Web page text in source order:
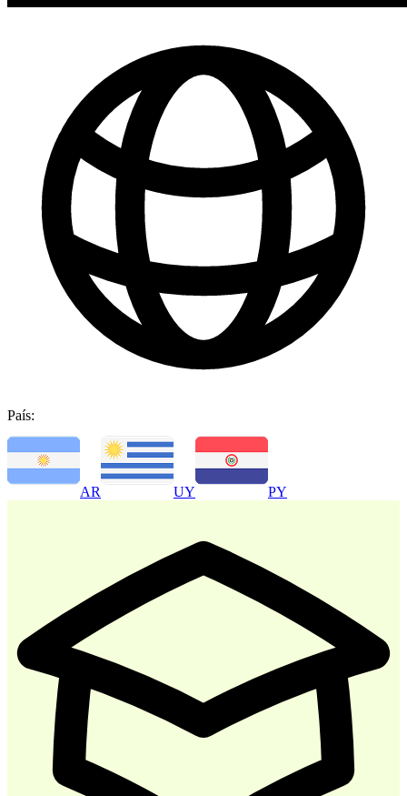
Marketing de Contenido para Redes Sociales
$ 44.800 $ 64.000
Comprar
País:
AR UY PY